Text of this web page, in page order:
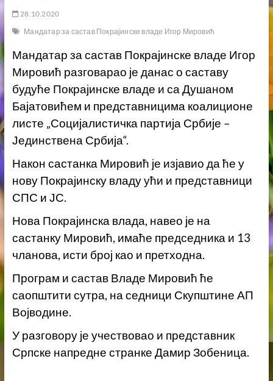
28.10.2020
Мандатар за састав Покрајинске владе Игор Мировић
Мандатар за састав Покрајинске владе Игор
Мировић разговарао је данас о саставу
будуће Покрајинске владе и са Душаном
Бајатовићем и представницима коалиционе
листе „Социјалистичка партија Србије –
Јединствена Србија“.
Након састанка Мировић је изјавио да ће у
нову Покрајинску владу ући и представници
СПС и ЈС.
Нова Покрајинска влада, навео је на
састанку Мировић, имаће председника и 13
чланова, исти број као и претходна.
Програм и састав Владе Мировић ће
саопштити сутра, на седници Скупштине АП
Војводине.
У разговору је учествовао и представник
Српске напредне странке Дамир Зобеница.